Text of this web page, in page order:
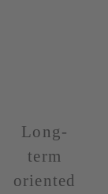
Long-
term
oriented